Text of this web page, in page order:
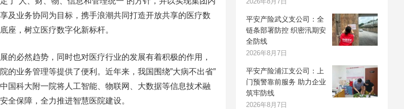
及业务协同为目标，携手浪潮共同打造开放共享的医疗数
座，树立医疗数字化新标杆。
必然趋势，同时也对医疗行业的发展有着积极的作用，
的业务管理等提供了便利。近年来，我国围绕”大病不出省”
国科大附一院将人工智能、物联网、大数据等信息技术融
全保障，全力推进智慧医院建设。
平安产险武义支公司：全
链条部署防控 织密汛期安
全防线
2026年8月7日
平安产险浦江支公司：上
门预警靠前服务 助力企业
筑牢防线
2026年8月7日